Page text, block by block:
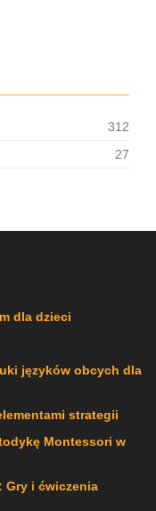
312
27
dla dzieci
języków obcych dla
strategii
Montessori w
Gry i ćwiczenia